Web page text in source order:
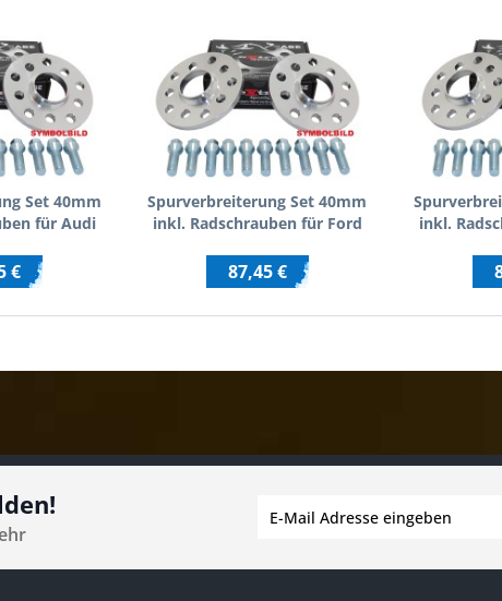
Set 40mm
für Audi
€
Spurverbreiterung Set 40mm
inkl. Radschrauben für Ford
87,45 €
inkl.